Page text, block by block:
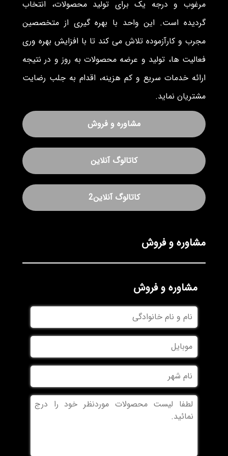
مرغوب و درجه یک برای تولید محصولات، انتخاب
گردیده است. این واحد با بهره گیری از متخصصین
مجرب و کارآزموده تلاش می کند تا با افزایش بهره وری
فعالیت ها، تولید و عرضه محصولات به روز و در نتیجه
ارائه خدمات سریع و کم هزینه، اقدام به جلب رضایت
مشتریان نماید.
مشاوره و فروش
کاتالوگ آنلاین
کاتالوگ آنلاین2
مشاوره و فروش
مشاوره و فروش
نام
و
نام
خانوادگی
موبایل
نام
شهر
بدون
عنوان